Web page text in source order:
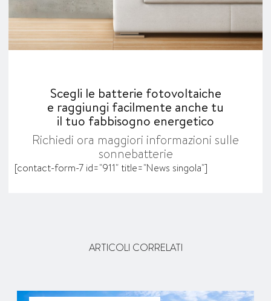
Scegli le batterie fotovoltaiche
e raggiungi facilmente anche tu
il tuo fabbisogno energetico
Richiedi ora maggiori informazioni sulle
sonnebatterie
[contact-form-7 id="911" title="News singola"]
ARTICOLI CORRELATI